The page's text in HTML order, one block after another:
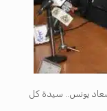
يونس.. سيدة كل